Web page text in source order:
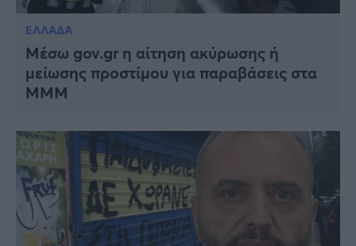
ΕΛΛΑΔΑ
Μέσω gov.gr η αίτηση ακύρωσης ή
μείωσης προστίμου για παραβάσεις στα
ΜΜΜ